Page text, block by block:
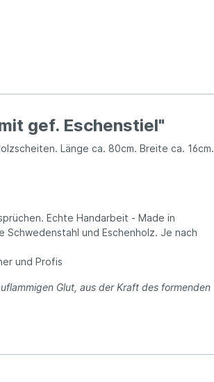
gef. Eschenstiel"
Länge ca. 80cm. Breite ca. 16cm.
Echte Handarbeit - Made in
und Eschenholz. Je nach
und Profis
Glut, aus der Kraft des formenden